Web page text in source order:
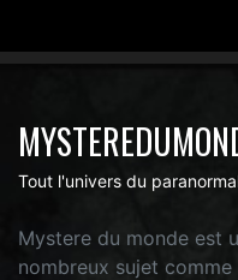
Tout l'univers du
Mystere du monde est
nombreux sujet